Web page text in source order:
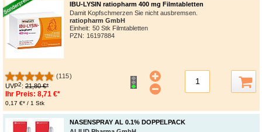
IBU-LYSIN ratiopharm 400 mg Filmtabletten
Damit Kopfschmerzen Sie nicht ausbremsen.
ratiopharm GmbH
Einheit: 50 Stk Filmtabletten
PZN: 16197884
(115)
UVP2: 21,80 €*
Ihr Preis: 8,71 €*
0,17 €* / 1 Stk
NASENSPRAY AL 0.1% DOPPELPACK